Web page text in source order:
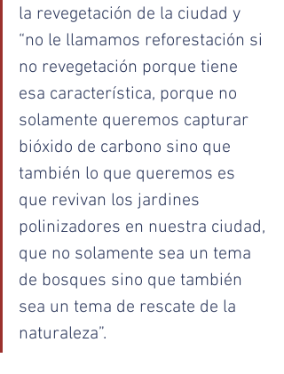
la revegetación de la ciudad y
“no le llamamos reforestación si
no revegetación porque tiene
esa característica, porque no
solamente queremos capturar
bióxido de carbono sino que
también lo que queremos es
que revivan los jardines
polinizadores en nuestra ciudad,
que no solamente sea un tema
de bosques sino que también
sea un tema de rescate de la
naturaleza”.